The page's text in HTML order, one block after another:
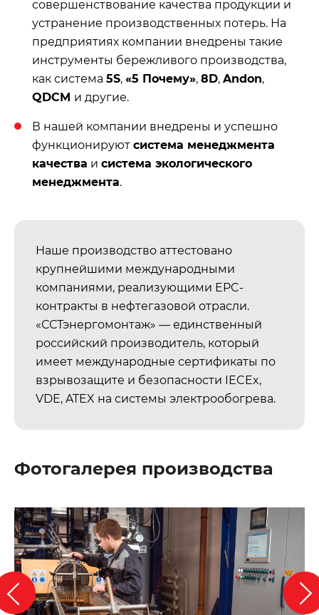
совершенствование качества продукции и
устранение производственных потерь. На
предприятиях компании внедрены такие
инструменты бережливого производства,
как система 5S, «5 Почему», 8D, Andon,
QDCM и другие.
В нашей компании внедрены и успешно
функционируют система менеджмента
качества и система экологического
менеджмента.
Наше производство аттестовано
крупнейшими международными
компаниями, реализующими EPC-
контракты в нефтегазовой отрасли.
«ССТэнергомонтаж» — единственный
российский производитель, который
имеет международные сертификаты по
взрывозащите и безопасности IECEx,
VDE, ATEX на системы электрообогрева.
Фотогалерея производства